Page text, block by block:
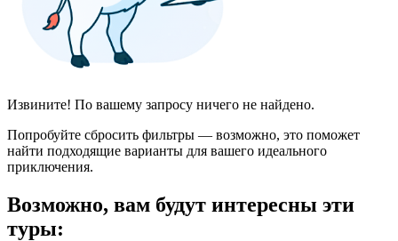
Извините! По вашему запросу ничего не найдено.
Попробуйте сбросить фильтры — возможно, это поможет
найти подходящие варианты для вашего идеального
приключения.
Возможно, вам будут интересны эти
туры: